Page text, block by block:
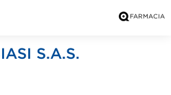
S.A.S.